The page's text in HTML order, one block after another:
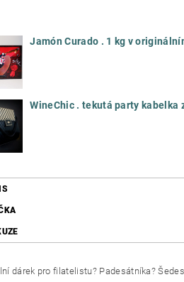
Jamón Curado . 1 kg v
WineChic . tekutá party kabelka
dárek pro filatelistu? Padesátníka?